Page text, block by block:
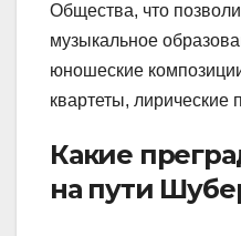
Общества, что
музыкальное
юношеские
квартеты, лирические
Какие
на пути